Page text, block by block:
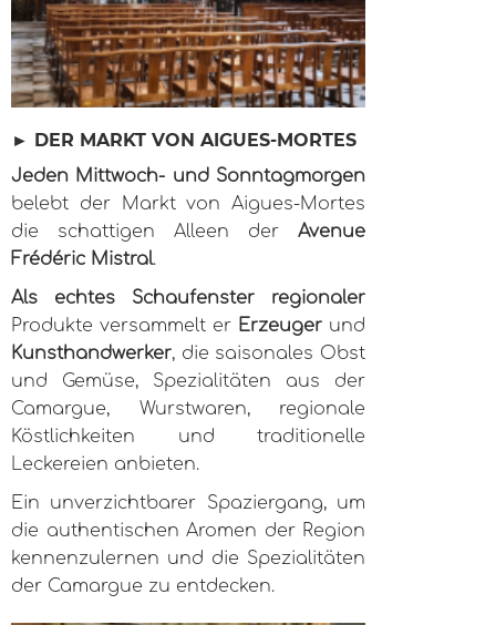
► DER MARKT VON AIGUES-MORTES
Jeden Mittwoch- und Sonntagmorgen
belebt der Markt von Aigues-Mortes
die schattigen Alleen der Avenue
Frédéric Mistral.
Als echtes Schaufenster regionaler
Produkte versammelt er Erzeuger und
Kunsthandwerker, die saisonales Obst
und Gemüse, Spezialitäten aus der
Camargue, Wurstwaren, regionale
Köstlichkeiten und traditionelle
Leckereien anbieten.
Ein unverzichtbarer Spaziergang, um
die authentischen Aromen der Region
kennenzulernen und die Spezialitäten
der Camargue zu entdecken.